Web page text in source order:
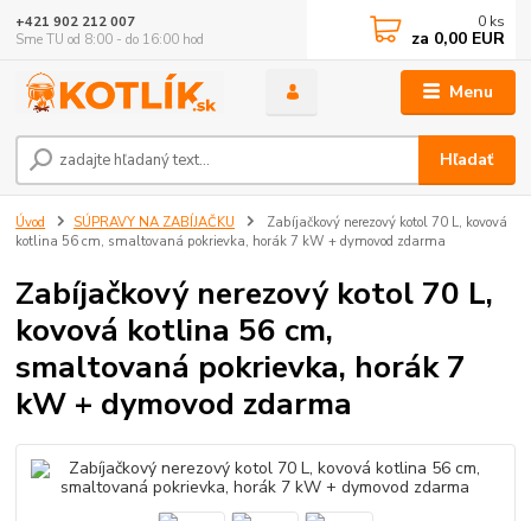
Menu
Hľadať
+421 902 212 007
Sme TU od 8:00 - do 16:00 hod
0 ks
za 0,00 EUR
Úvod SÚPRAVY NA ZABÍJAČKU
Zabíjačkový nerezový kotol 70 L, kovová
kotlina 56 cm, smaltovaná pokrievka, horák 7 kW + dymovod zdarma
Zabíjačkový nerezový kotol 70 L,
kovová kotlina 56 cm,
smaltovaná pokrievka, horák 7
kW + dymovod zdarma